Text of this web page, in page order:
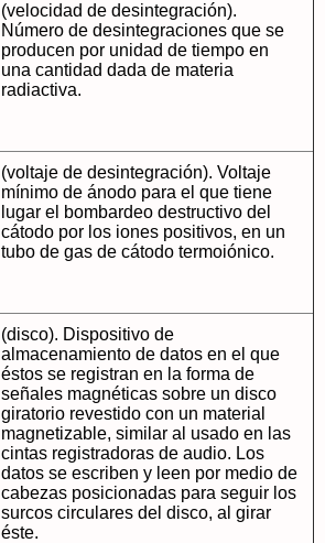
(velocidad de desintegración).
Número de desintegraciones que se
producen por unidad de tiempo en
una cantidad dada de materia
radiactiva.
(voltaje de desintegración). Voltaje
mínimo de ánodo para el que tiene
lugar el bombardeo destructivo del
cátodo por los iones positivos, en un
tubo de gas de cátodo termoiónico.
(disco). Dispositivo de
almacenamiento de datos en el que
éstos se registran en la forma de
señales magnéticas sobre un disco
giratorio revestido con un material
magnetizable, similar al usado en las
cintas registradoras de audio. Los
datos se escriben y leen por medio de
cabezas posicionadas para seguir los
surcos circulares del disco, al girar
éste.